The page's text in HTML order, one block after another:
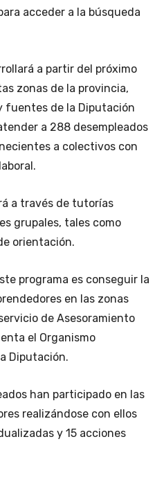
acceder a la búsqueda
a partir del próximo
zonas de la provincia,
fuentes de la Diputación
a 288 desempleados
a colectivos con
a través de tutorías
grupales, tales como
orientación.
programa es conseguir la
en las zonas
de Asesoramiento
el Organismo
Diputación.
han participado en las
realizándose con ellos
y 15 acciones